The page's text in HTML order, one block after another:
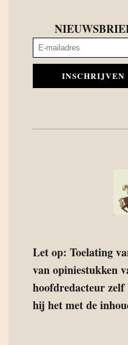
INSCHRIJVEN
Let op: Toelating
van opiniestukken
hoofdredacteur zelf
hij het met de